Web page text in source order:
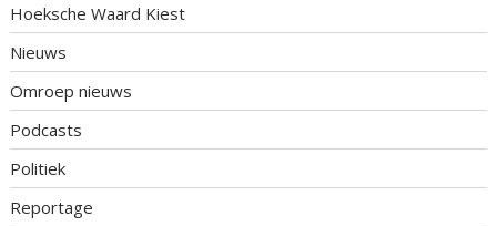
Hoeksche Waard Kiest
Nieuws
Omroep nieuws
Podcasts
Politiek
Reportage